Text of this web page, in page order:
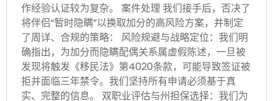
作经验认证较为复杂。 案件处理 我们接手后，否决了
将伴侣“暂时隐瞒”以换取加分的高风险方案，并制定
了周详、合规的策略： 风险规避与战略定位：我们明
确指出，为加分而隐瞒配偶关系属虚假陈述，一旦被
发现将触发《移民法》第4020条款，可能导致签证被
拒并面临三年禁令。我们坚持所有申请必须基于真
实、完整的信息。 双职业评估与州担保选择：我们为